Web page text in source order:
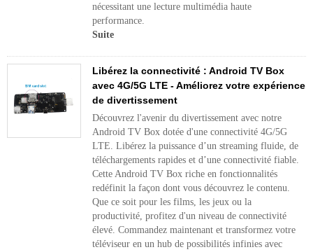
nécessitant une lecture multimédia haute
performance.
Suite
Libérez la connectivité : Android TV Box
avec 4G/5G LTE - Améliorez votre expérience
de divertissement
Découvrez l'avenir du divertissement avec notre
Android TV Box dotée d'une connectivité 4G/5G
LTE. Libérez la puissance d’un streaming fluide, de
téléchargements rapides et d’une connectivité fiable.
Cette Android TV Box riche en fonctionnalités
redéfinit la façon dont vous découvrez le contenu.
Que ce soit pour les films, les jeux ou la
productivité, profitez d'un niveau de connectivité
élevé. Commandez maintenant et transformez votre
téléviseur en un hub de possibilités infinies avec